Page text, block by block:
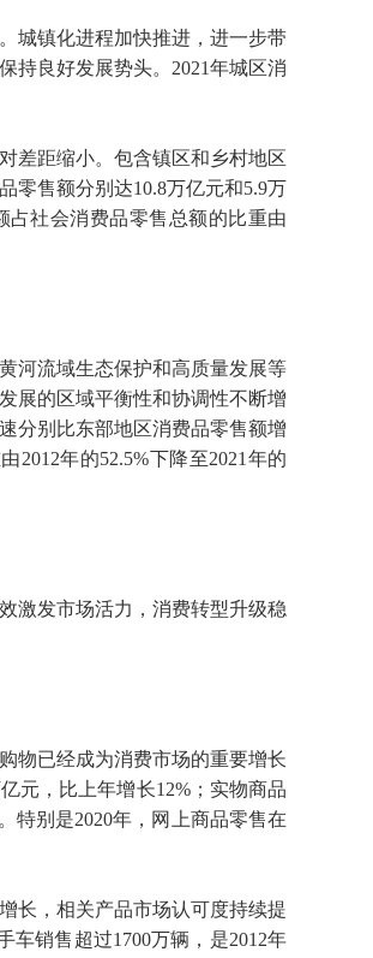
城镇化进程加快推进，进一步带
持良好发展势头。2021年城区消
差距缩小。包含镇区和乡村地区
零售额分别达10.8万亿元和5.9万
占社会消费品零售总额的比重由
河流域生态保护和高质量发展等
展的区域平衡性和协调性不断增
分别比东部地区消费品零售额增
年的52.5%下降至2021年的
激发市场活力，消费转型升级稳
物已经成为消费市场的重要增长
元，比上年增长12%；实物商品
特别是2020年，网上商品零售在
长，相关产品市场认可度持续提
车销售超过1700万辆，是2012年